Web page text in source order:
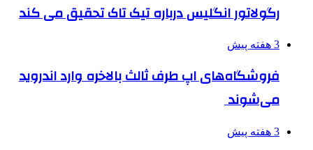
رگولاتور انگلیس درباره تیک تاک تحقیق می کند
3 هفته پیش
فروشگاه‌های اپ طرف ثالث بالاخره وارد اندروید
می‌شوند
3 هفته پیش